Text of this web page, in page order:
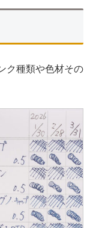
ク種類や色材その